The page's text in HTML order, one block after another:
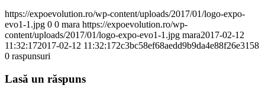
https://expoevolution.ro/wp-content/uploads/2017/01/logo-expo-
evo1-1.jpg 0 0 mara https://expoevolution.ro/wp-
content/uploads/2017/01/logo-expo-evo1-1.jpg mara2017-02-12
11:32:172017-02-12 11:32:172c3bc58ef68aedd9b9da4e88f26e3158
0 raspunsuri
Lasă un răspuns